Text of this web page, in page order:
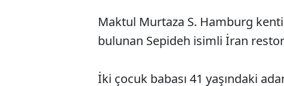
Maktul Murtaza S. Hamburg
bulunan Sepideh isimli İran
İki çocuk babası 41 yaşındaki